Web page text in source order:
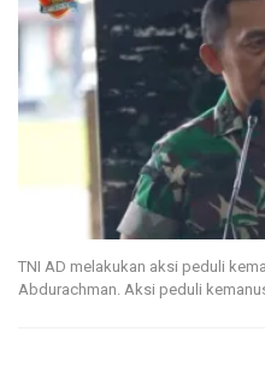
TNI AD melakukan aksi peduli
Abdurachman. Aksi peduli